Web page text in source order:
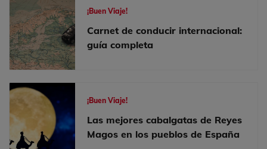
¡Buen Viaje!
Carnet de conducir internacional:
guía completa
¡Buen Viaje!
Las mejores cabalgatas de Reyes
Magos en los pueblos de España